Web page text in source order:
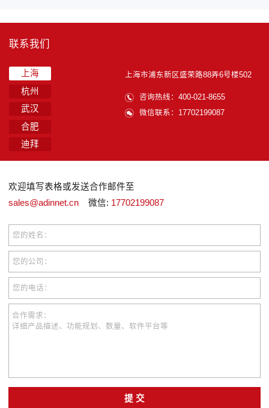
联系我们
上海
杭州
武汉
合肥
迪拜
上海市浦东新区盛荣路88弄6号楼502
咨询热线：400-021-8655
微信联系：17702199087
欢迎填写表格或发送合作邮件至
sales@adinnet.cn 微信: 17702199087
您的姓名：
您的公司：
您的电话：
合作需求：
详细产品描述、功能规划、数量、软件平台等
提 交